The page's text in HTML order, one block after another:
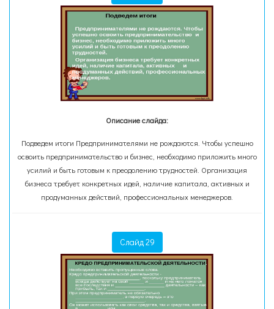
Описание слайда:
Подведем итоги Предпринимателями не рождаются. Чтобы успешно
освоить предпринимательство и бизнес, необходимо приложить много
усилий и быть готовым к преодолению трудностей. Организация
бизнеса требует конкретных идей, наличие капитала, активных и
продуманных действий, профессиональных менеджеров.
Слайд 29